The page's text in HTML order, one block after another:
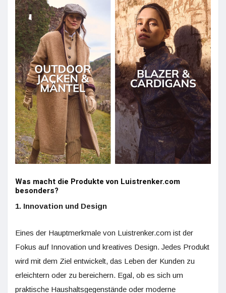
Was macht die Produkte von Luistrenker.com
besonders?
1. Innovation und Design
Eines der Hauptmerkmale von Luistrenker.com ist der
Fokus auf Innovation und kreatives Design. Jedes Produkt
wird mit dem Ziel entwickelt, das Leben der Kunden zu
erleichtern oder zu bereichern. Egal, ob es sich um
praktische Haushaltsgegenstände oder moderne